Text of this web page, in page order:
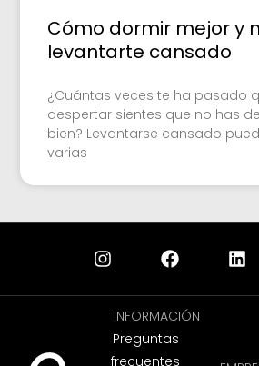
Cómo dormir mejor y
levantarte cansado
¿Cuántas veces te ha pasado
despertar sientes que no has
bien? Levantarse cansado
varias
INFORMACIÓN
Preguntas
frecuentes